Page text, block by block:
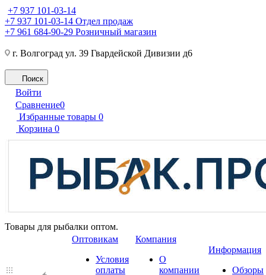
+7 937 101-03-14
+7 937 101-03-14 Отдел продаж
+7 961 684-90-29 Розничный магазин
г. Волгоград ул. 39 Гвардейской Дивизии д6
Поиск
Войти
Сравнение0
Избранные товары 0
Корзина 0
Товары для рыбалки оптом.
Оптовикам
Условия
оплаты
Компания
О
компании
Информация
Обзоры